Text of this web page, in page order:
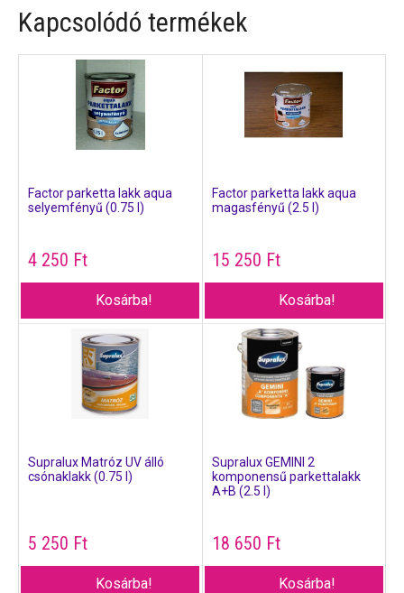
Kapcsolódó termékek
Factor parketta lakk aqua
selyemfényű (0.75 l)
4 250 Ft
Kosárba!
Factor parketta lakk aqua
magasfényű (2.5 l)
15 250 Ft
Kosárba!
Supralux Matróz UV álló
csónaklakk (0.75 l)
5 250 Ft
Kosárba!
Supralux GEMINI 2
komponensű parkettalakk
A+B (2.5 l)
18 650 Ft
Kosárba!